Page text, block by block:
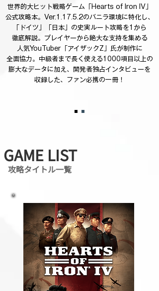
世界的大ヒット戦略ゲーム「Hearts of Iron IV」
公式攻略本。Ver.1.17.5.2のバニラ環境に特化し、
「ドイツ」「日本」の史実ルート攻略を1から
徹底解説。プレイヤーから絶大な支持を集める
人気YouTuber「アイザックZ」氏が制作に
全面協力。中級者まで長く使える1000項目以上の
膨大なデータに加え、開発者独占インタビューを
収録した、ファン必携の一冊！
GAME LIST
攻略タイトル一覧